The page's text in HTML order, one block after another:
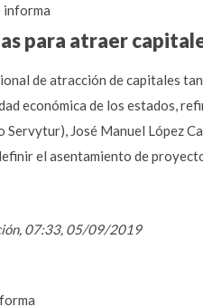
informa
para atraer
de atracción de capitales
económica de los estados,
Servytur), José Manuel López
el asentamiento de
07:33, 05/09/2019